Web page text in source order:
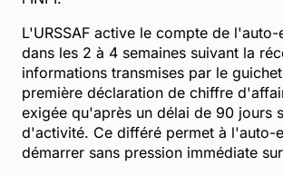
L'URSSAF active le compte de l'auto-
dans les 2 à 4 semaines suivant la
informations transmises par le
première déclaration de chiffre
exigée qu'après un délai de 90 jours
d'activité. Ce différé permet à l'auto-
démarrer sans pression immédiate